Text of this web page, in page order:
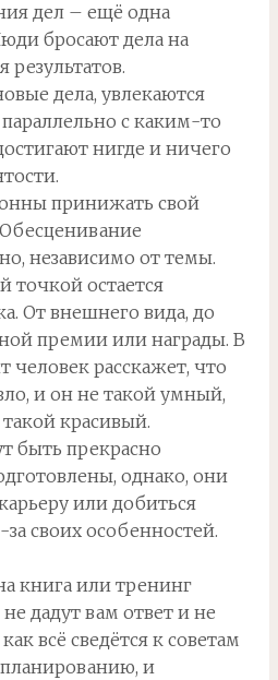
дел – ещё одна
бросают дела на
результатов.
дела, увлекаются
с каким-то
нигде и ничего
принижать свой
Обесценивание
независимо от темы.
точкой остается
От внешнего вида, до
премии или награды. В
человек расскажет, что
и он не такой умный,
красивый.
быть прекрасно
однако, они
или добиться
своих особенностей.
книга или тренинг
дадут вам ответ и не
всё сведётся к советам
и